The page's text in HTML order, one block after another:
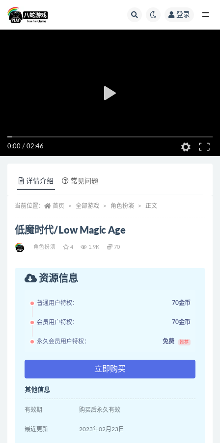
登录
0:00 / 02:46
详情介绍 常见问题
当前位置： 首页 全部游戏 角色扮演 正文
低魔时代/Low Magic Age
角色扮演 4 1.9K 70
资源信息
普通用户特权： 70金币
会员用户特权： 70金币
永久会员用户特权： 免费 推荐
立即购买
其他信息
有效期 购买后永久有效
最近更新 2023年02月23日